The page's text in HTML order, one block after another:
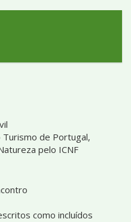
Turismo de Portugal,
pelo ICNF
como incluídos